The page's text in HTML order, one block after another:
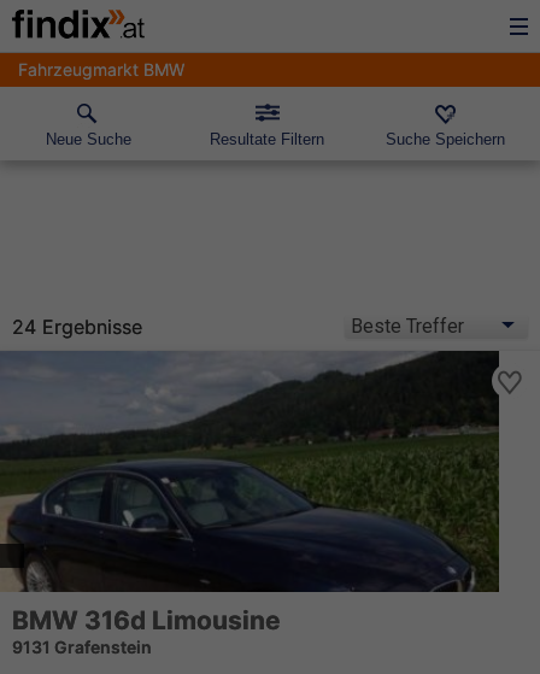
Fahrzeugmarkt BMW
Neue Suche Resultate Filtern Suche Speichern
24 Ergebnisse
BMW 316d Limousine
9131 Grafenstein